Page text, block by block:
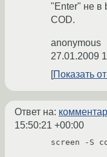
"Enter" не в
COD.
anonymous
27.01.2009
Показать
Ответ на:
15:50:21 +00:00
screen -S